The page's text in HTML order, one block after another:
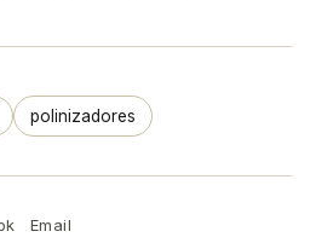
polinizadores
Email